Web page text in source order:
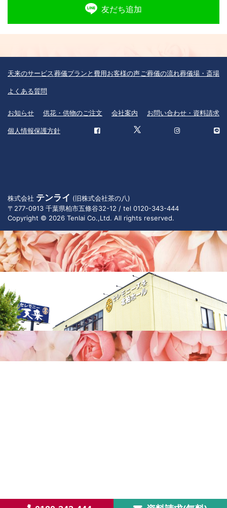
友だち追加
天来のサービス葬儀プランと費用お客様の声 ご葬儀の流れ葬儀場・斎場
よくある質問
お知らせ 供花・供物のご注文 会社案内 お問い合わせ・資料請求
個人情報保護方針
株式会社 テンライ (旧株式会社茶の八)
〒277-0913 千葉県柏市五條谷32-12 / tel 0120-343-444
Copyright © 2026 Tenlai Co.,Ltd. All rights reserved.